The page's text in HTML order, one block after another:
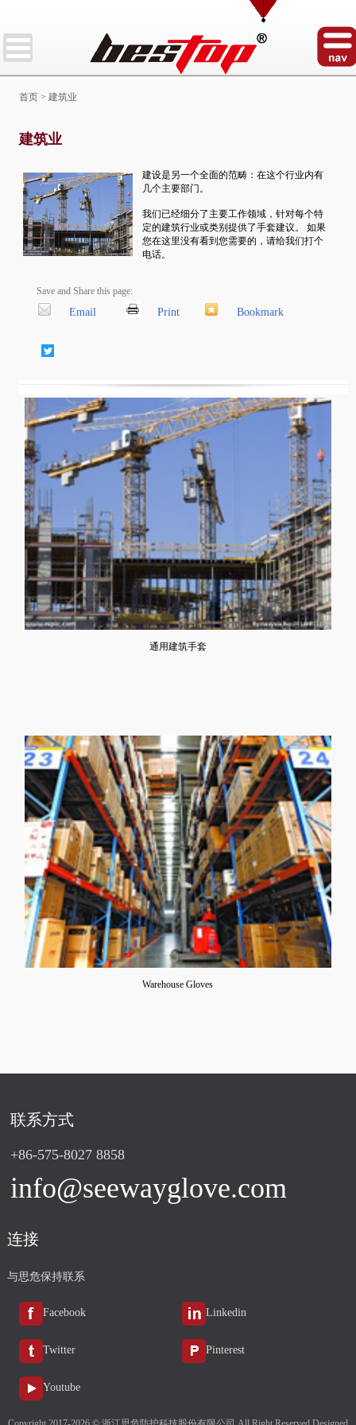
首页 >建筑业
建筑业
建设是另一个全面的范畴：在这个行业内有
几个主要部门。
我们已经细分了主要工作领域，针对每个特
定的建筑行业或类别提供了手套建议。 如果
您在这里没有看到您需要的，请给我们打个
电话。
Save and Share this page:
Email Print Bookmark
通用建筑手套
Warehouse Gloves
联系方式
+86-575-8027 8858
info@seewayglove.com
连接
与思危保持联系
Facebook Linkedin
Twitter Pinterest
Youtube